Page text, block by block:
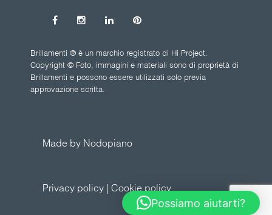
Brillamenti ® è un marchio registrato di Hi Project.
Copyright © Foto, immagini e materiali sono di proprietà di
Brillamenti e possono essere utilizzati solo previa
approvazione scritta.
Made by Nodopiano
Privacy policy | Cookie policy
Possiamo aiutarti?